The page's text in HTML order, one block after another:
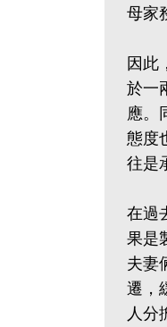
母家
因此
於一
應。
態度
往是
在過
果是
夫妻
遷，
人分